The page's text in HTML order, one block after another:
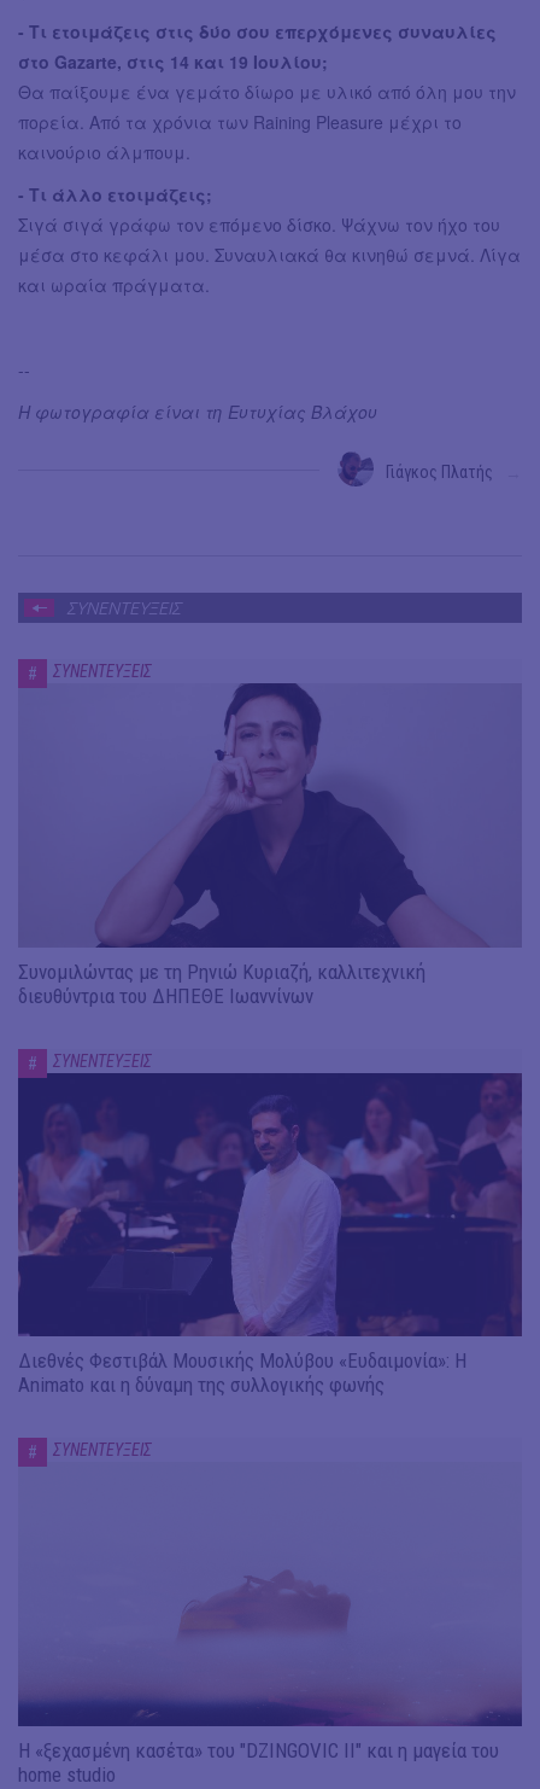
- Τι ετοιμάζεις στις δύο σου επερχόμενες συναυλίες
στο Gazarte, στις 14 και 19 Ιουλίου;
Θα παίξουμε ένα γεμάτο δίωρο με υλικό από όλη μου την
πορεία. Από τα χρόνια των Raining Pleasure μέχρι το
καινούριο άλμπουμ.
- Τι άλλο ετοιμάζεις;
Σιγά σιγά γράφω τον επόμενο δίσκο. Ψάχνω τον ήχο του
μέσα στο κεφάλι μου. Συναυλιακά θα κινηθώ σεμνά. Λίγα
και ωραία πράγματα.
--
H φωτογραφία είναι τη Ευτυχίας Βλάχου
Γιάγκος Πλατής
ΣΥΝΕΝΤΕΥΞΕΙΣ
# ΣΥΝΕΝΤΕΥΞΕΙΣ
Συνομιλώντας με τη Ρηνιώ Κυριαζή, καλλιτεχνική
διευθύντρια του ΔΗΠΕΘΕ Ιωαννίνων
# ΣΥΝΕΝΤΕΥΞΕΙΣ
Διεθνές Φεστιβάλ Μουσικής Μολύβου «Ευδαιμονία»: Η
Animato και η δύναμη της συλλογικής φωνής
# ΣΥΝΕΝΤΕΥΞΕΙΣ
Η «ξεχασμένη κασέτα» του "DZINGOVIC II" και η μαγεία του
home studio